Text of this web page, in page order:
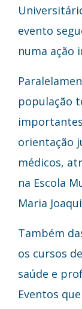
evento
numa ação
população
orientação
médicos,
na Escola
Maria
Também
os cursos
saúde e
Eventos